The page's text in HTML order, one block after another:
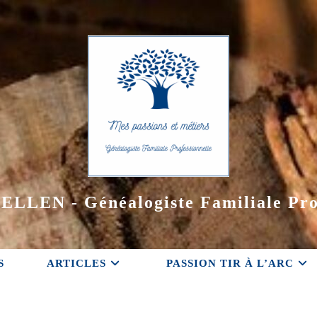
- Généalogiste Familiale
ARTICLES PASSION TIR À L’ARC